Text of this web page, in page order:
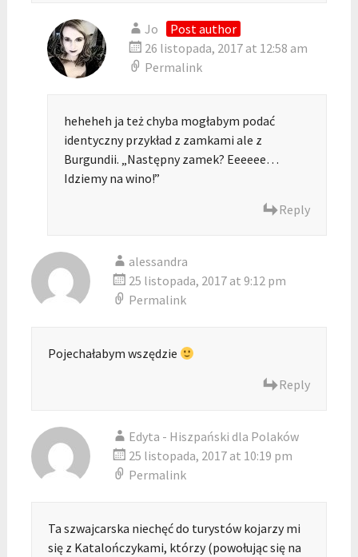
Jo
Post author
26 listopada, 2017 at 12:58 am
Permalink
heheheh ja też chyba mogłabym podać
identyczny przykład z zamkami ale z
Burgundii. „Następny zamek? Eeeeee…
Idziemy na wino!”
Reply
alessandra
25 listopada, 2017 at 9:12 pm
Permalink
Pojechałabym wszędzie
Reply
Edyta - Hiszpański dla Polaków
25 listopada, 2017 at 10:19 pm
Permalink
Ta szwajcarska niechęć do turystów kojarzy mi
się z Katalończykami, którzy (powołując się na